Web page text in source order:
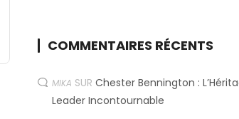
COMMENTAIRES RÉCENTS
MIKA SUR Chester Bennington :
Leader Incontournable